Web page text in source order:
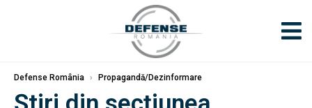
Defense România › Propagandă/Dezinformare